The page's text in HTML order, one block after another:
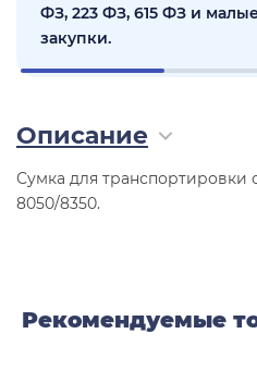
ФЗ, 223 ФЗ, 615 ФЗ и
закупки.
Описание
Сумка для транспортировки
8050/8350.
Рекомендуемые